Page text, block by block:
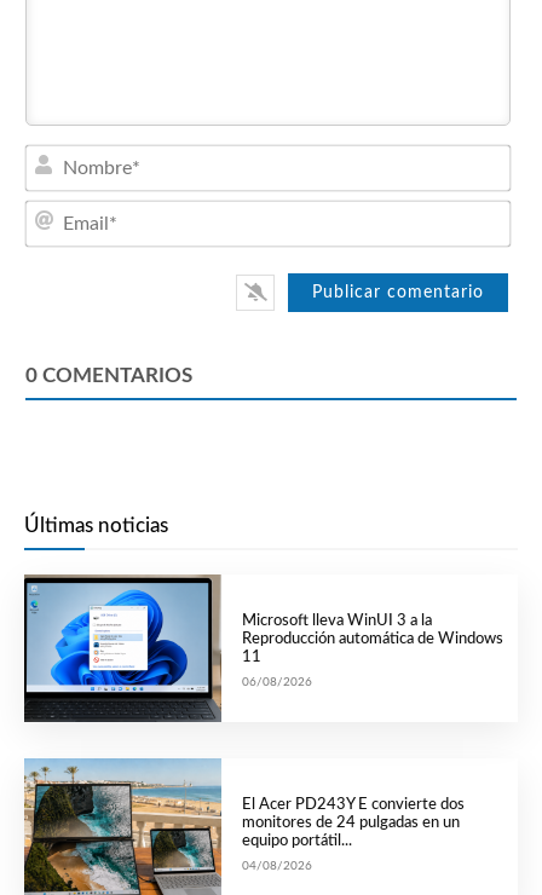
0 COMENTARIOS
Últimas noticias
Microsoft lleva WinUI 3 a la
Reproducción automática de Windows
11
06/08/2026
El Acer PD243Y E convierte dos
monitores de 24 pulgadas en un
equipo portátil...
04/08/2026